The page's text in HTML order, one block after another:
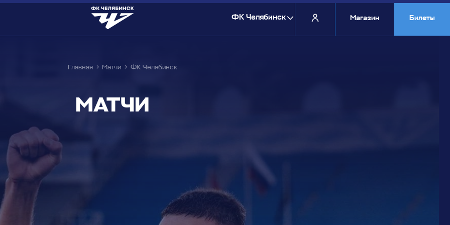
ФК Челябинск Магазин Билеты
Главная Матчи ФК Челябинск
МАТЧИ